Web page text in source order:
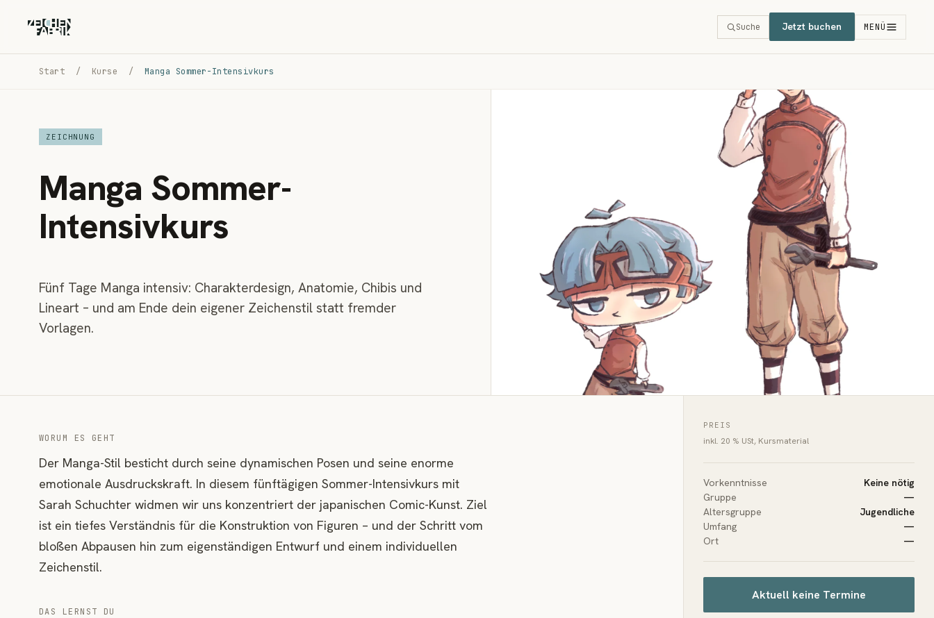
Suche Jetzt buchen MENÜ
Start / Kurse / Manga Sommer-Intensivkurs
ZEICHNUNG
Manga Sommer-
Intensivkurs
Fünf Tage Manga intensiv: Charakterdesign, Anatomie, Chibis und
Lineart – und am Ende dein eigener Zeichenstil statt fremder
Vorlagen.
WORUM ES GEHT
Der Manga-Stil besticht durch seine dynamischen Posen und seine enorme
emotionale Ausdruckskraft. In diesem fünftägigen Sommer-Intensivkurs mit
Sarah Schuchter widmen wir uns konzentriert der japanischen Comic-Kunst. Ziel
ist ein tiefes Verständnis für die Konstruktion von Figuren – und der Schritt vom
bloßen Abpausen hin zum eigenständigen Entwurf und einem individuellen
Zeichenstil.
DAS LERNST DU
PREIS
inkl. 20 % USt, Kursmaterial
Vorkenntnisse
Keine nötig
Gruppe
—
Altersgruppe
Jugendliche
Umfang
—
Ort
—
Aktuell keine Termine